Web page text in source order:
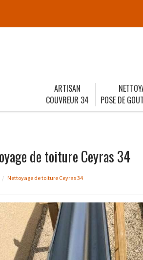
ARTISAN
COUVREUR 34
POSE DE
de toiture Ceyras 34
Nettoyage de toiture Ceyras 34